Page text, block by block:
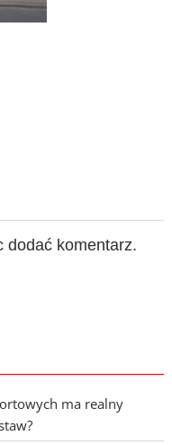
dodać komentarz.
ma realny